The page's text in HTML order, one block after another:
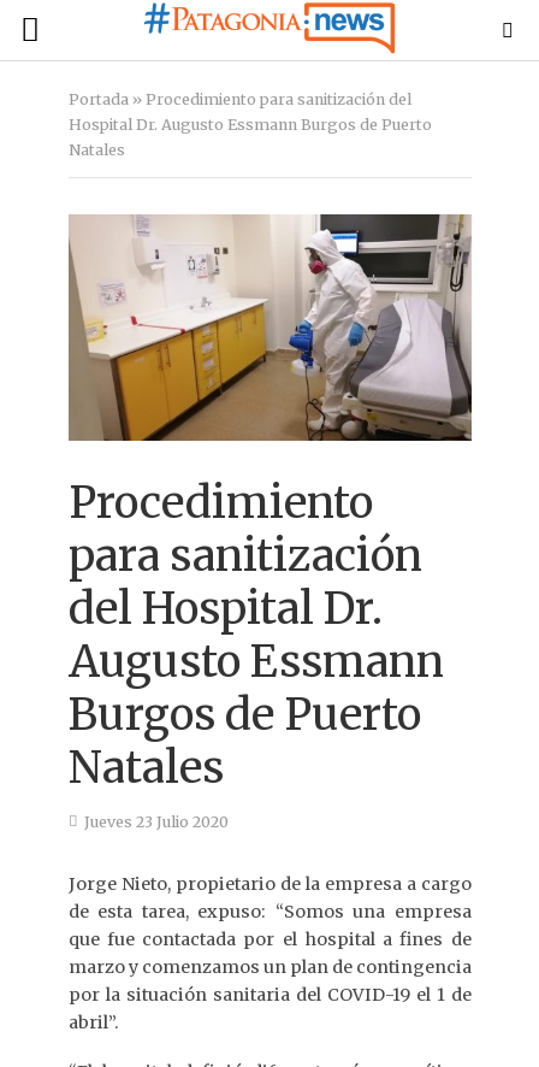
Portada» Procedimiento para sanitización del
Hospital Dr. Augusto Essmann Burgos de Puerto
Natales
Procedimiento
para sanitización
del Hospital Dr.
Augusto Essmann
Burgos de Puerto
Natales
Jueves 23 Julio 2020
Jorge Nieto, propietario de la empresa a cargo
de esta tarea, expuso: “Somos una empresa
que fue contactada por el hospital a fines de
marzo y comenzamos un plan de contingencia
por la situación sanitaria del COVID-19 el 1 de
abril”.